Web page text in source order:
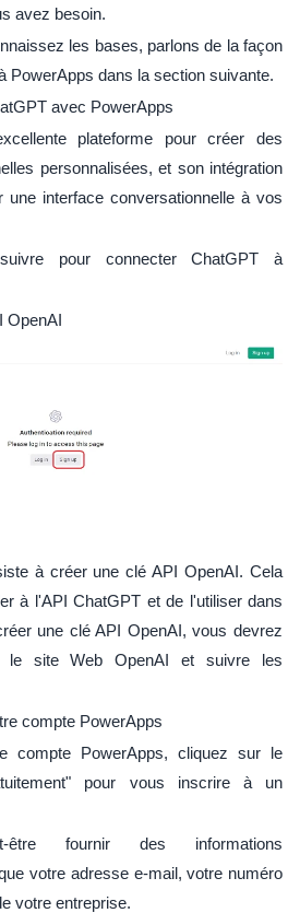
avez besoin.
les bases, parlons de la façon
PowerApps dans la section suivante.
avec PowerApps
plateforme pour créer des
personnalisées, et son intégration
une interface conversationnelle à vos
pour connecter ChatGPT à
OpenAI
à créer une clé API OpenAI. Cela
à l'API ChatGPT et de l'utiliser dans
une clé API OpenAI, vous devrez
site Web OpenAI et suivre les
compte PowerApps
compte PowerApps, cliquez sur le
pour vous inscrire à un
être fournir des informations
votre adresse e-mail, votre numéro
votre entreprise.